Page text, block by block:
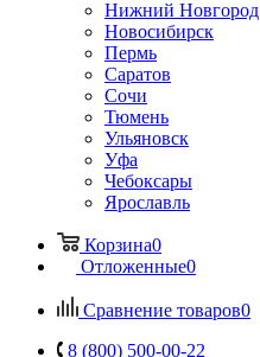
Нижний Новгород
Новосибирск
Пермь
Саратов
Сочи
Тюмень
Ульяновск
Уфа
Чебоксары
Ярославль
Корзина0
Отложенные0
Сравнение товаров0
8 (800) 500-00-22